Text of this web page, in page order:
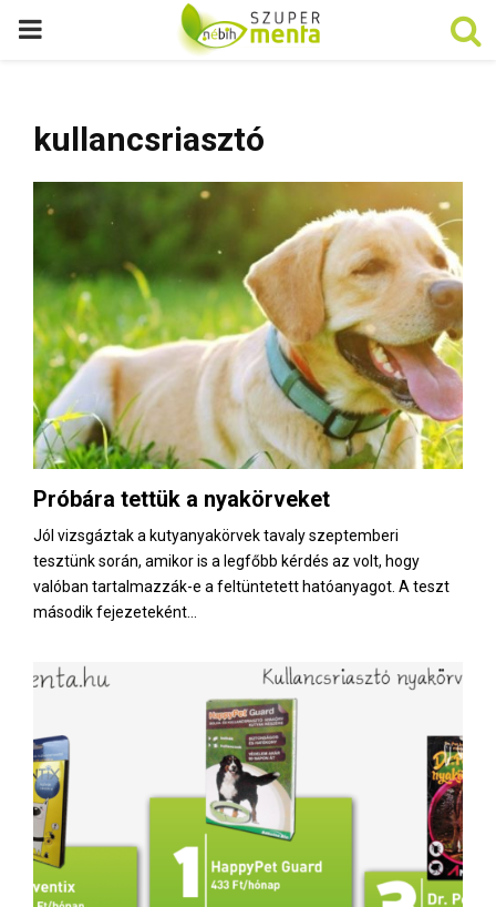
P
A
R
Y
M
N
kullancsriasztó
Próbára tettük a nyakörveket
Jól vizsgáztak a kutyanyakörvek tavaly szeptemberi
tesztünk során, amikor is a legfőbb kérdés az volt, hogy
valóban tartalmazzák-e a feltüntetett hatóanyagot. A teszt
második fejezeteként...